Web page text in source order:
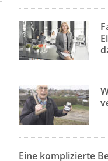
Eine komplizierte